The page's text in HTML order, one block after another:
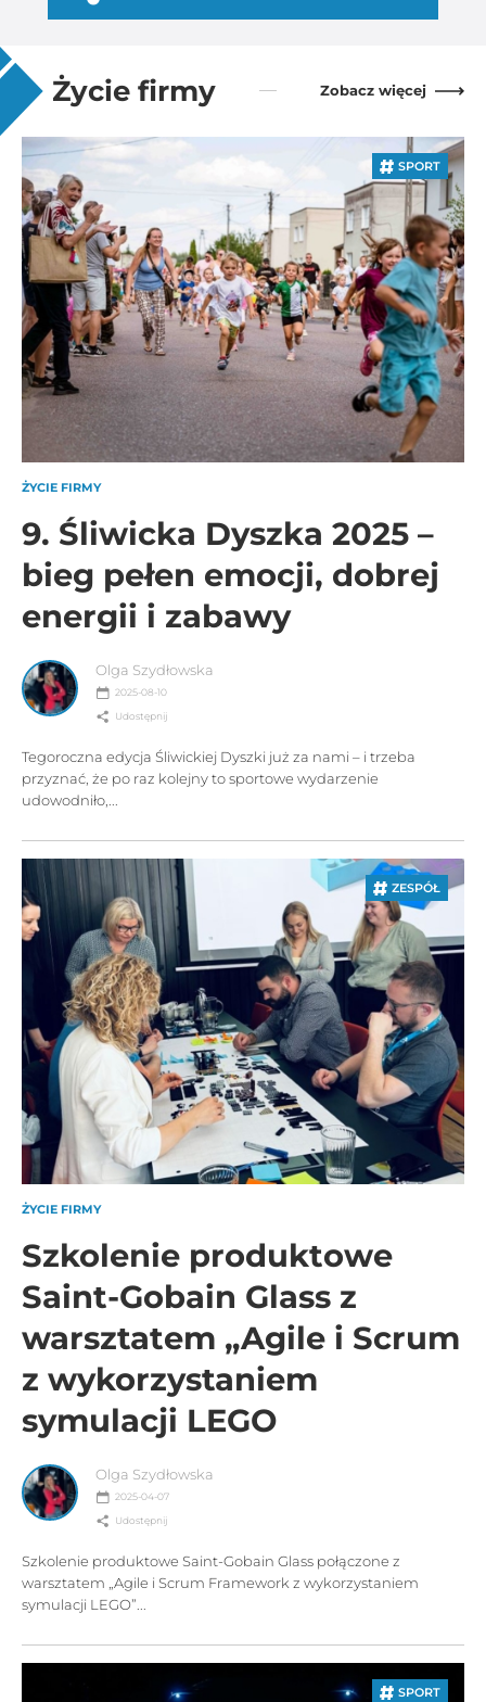
Życie firmy Zobacz więcej
SPORT
ŻYCIE FIRMY
9. Śliwicka Dyszka 2025 –
bieg pełen emocji, dobrej
energii i zabawy
Olga Szydłowska
2025-08-10
Udostępnij
Tegoroczna edycja Śliwickiej Dyszki już za nami – i trzeba
przyznać, że po raz kolejny to sportowe wydarzenie
udowodniło,...
ZESPÓŁ
ŻYCIE FIRMY
Szkolenie produktowe
Saint-Gobain Glass z
warsztatem „Agile i Scrum
z wykorzystaniem
symulacji LEGO
Olga Szydłowska
2025-04-07
Udostępnij
Szkolenie produktowe Saint-Gobain Glass połączone z
warsztatem „Agile i Scrum Framework z wykorzystaniem
symulacji LEGO”...
SPORT